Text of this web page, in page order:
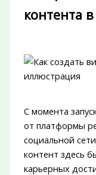
контента
С момента
от платформы
социальной
контент здесь
карьерных